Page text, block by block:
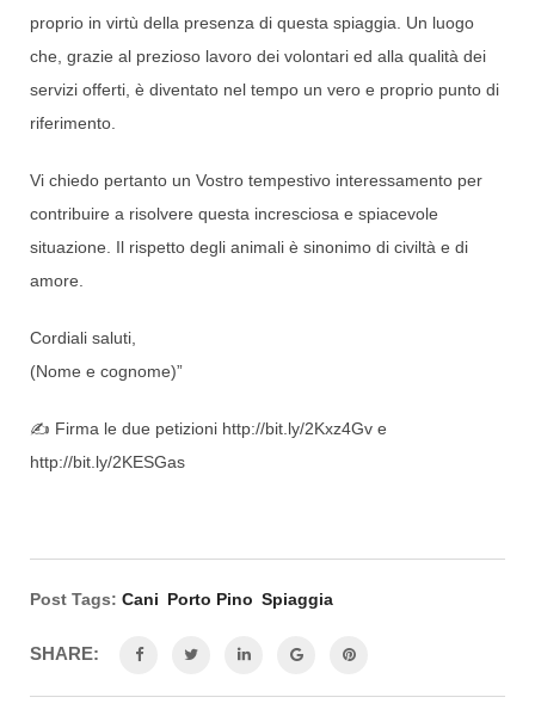
proprio in virtù della presenza di questa spiaggia. Un luogo
che, grazie al prezioso lavoro dei volontari ed alla qualità dei
servizi offerti, è diventato nel tempo un vero e proprio punto di
riferimento.
Vi chiedo pertanto un Vostro tempestivo interessamento per
contribuire a risolvere questa incresciosa e spiacevole
situazione. Il rispetto degli animali è sinonimo di civiltà e di
amore.
Cordiali saluti,
(Nome e cognome)”
✍️ Firma le due petizioni http://bit.ly/2Kxz4Gv e
http://bit.ly/2KESGas
Post Tags: Cani Porto Pino Spiaggia
SHARE: